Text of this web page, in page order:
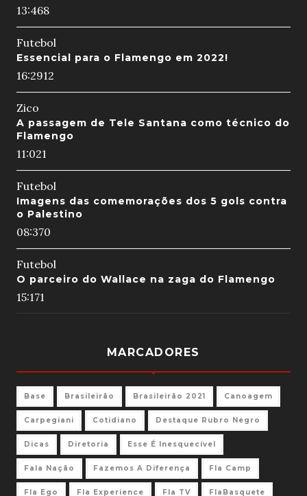
13:468
Futebol
Essencial para o Flamengo em 2022!
16:2912
Zico
A passagem de Tele Santana como técnico do
Flamengo
11:021
Futebol
Imagens das comemorações dos 5 gols contra
o Palestino
08:370
Futebol
O parceiro do Wallace na zaga do Flamengo
15:171
MARCADORES
Base Brasileirão Brasileirão 2021 Canoagem
Carpegiani Cotidiano Destaque Rubro Negro
Dicas Diretoria Esse É Inesquecível
Fala Nação Fazemos A Diferença Fla Camp
Fla Ego Fla Experience Fla TV FlaBasquete